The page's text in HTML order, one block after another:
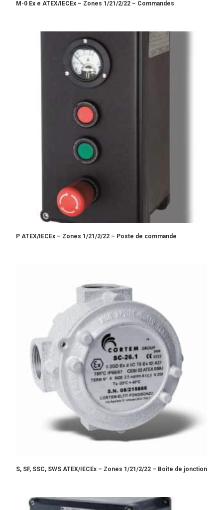
M-0 Ex e ATEX/IECEx – Zones 1/21/2/22 – Commandes
P ATEX/IECEx – Zones 1/21/2/22 – Poste de commande
S, SF, SSC, SWS ATEX/IECEx – Zones 1/21/2/22 – Boite de jonction